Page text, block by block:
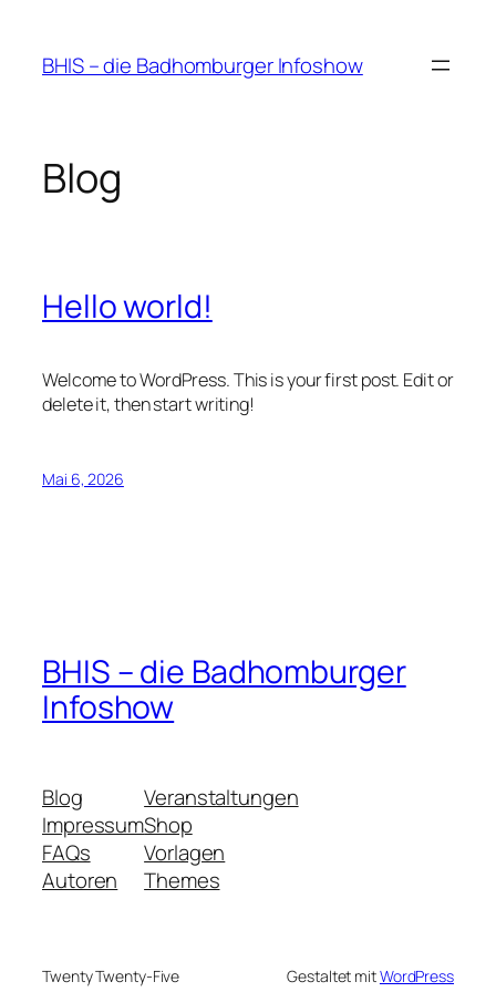
springen
BHIS – die Badhomburger Infoshow
Blog
Hello world!
Welcome to WordPress. This is your first post. Edit or
delete it, then start writing!
Mai 6, 2026
BHIS – die Badhomburger
Infoshow
Blog
Impressum
FAQs
Autoren
Veranstaltungen
Shop
Vorlagen
Themes
Twenty Twenty-Five Gestaltet mitWordPress